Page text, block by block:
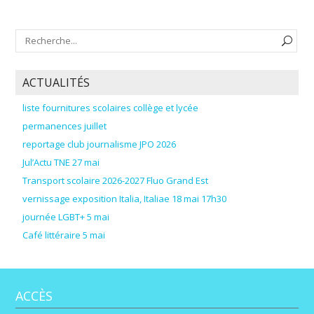
ACTUALITÉS
liste fournitures scolaires collège et lycée
permanences juillet
reportage club journalisme JPO 2026
Jul’Actu TNE 27 mai
Transport scolaire 2026-2027 Fluo Grand Est
vernissage exposition Italia, Italiae 18 mai 17h30
journée LGBT+ 5 mai
Café littéraire 5 mai
ACCÈS